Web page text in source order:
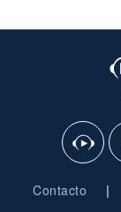
Contacto |